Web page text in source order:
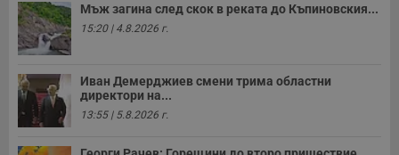
Мъж загина след скок в реката до Къпиновския...
15:20 | 4.8.2026 г.
Иван Демерджиев смени трима областни
директори на...
13:55 | 5.8.2026 г.